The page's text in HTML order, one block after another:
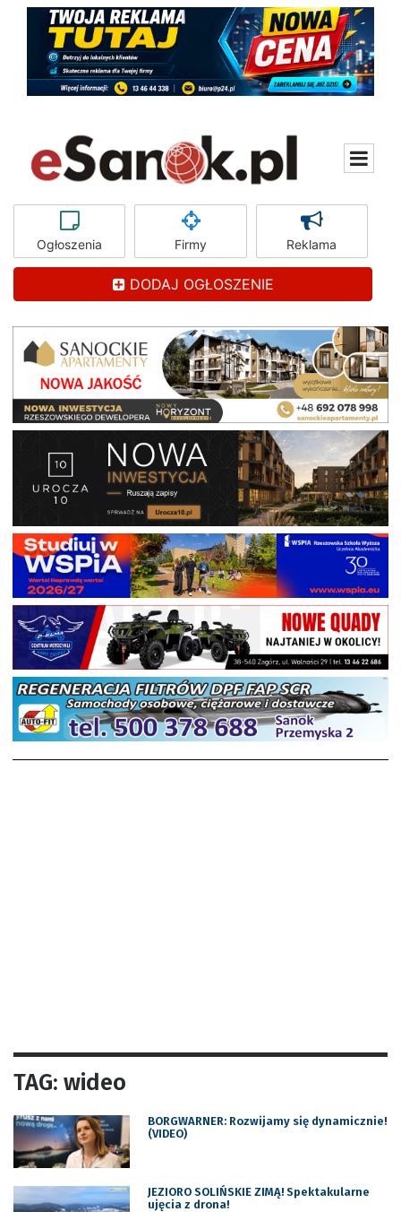
Ogłoszenia Firmy Reklama
DODAJ OGŁOSZENIE
TAG: wideo
BORGWARNER: Rozwijamy się dynamicznie!
(VIDEO)
JEZIORO SOLIŃSKIE ZIMĄ! Spektakularne
ujęcia z drona!